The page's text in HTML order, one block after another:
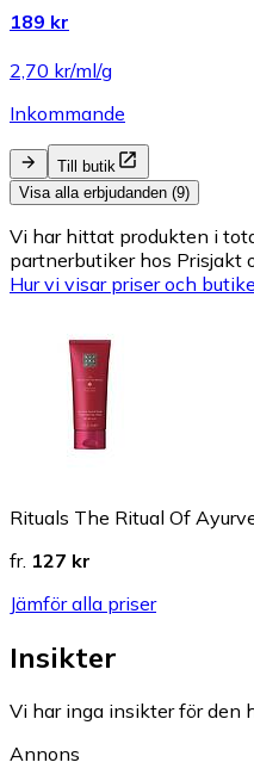
189 kr
2,70 kr/ml/g
Inkommande
Till butik
Visa alla erbjudanden (9)
Vi har hittat produkten i
partnerbutiker hos Prisjakt
Hur vi visar priser och
Rituals The Ritual Of
fr. 127 kr
Jämför alla priser
Insikter
Vi har inga insikter för den
Annons